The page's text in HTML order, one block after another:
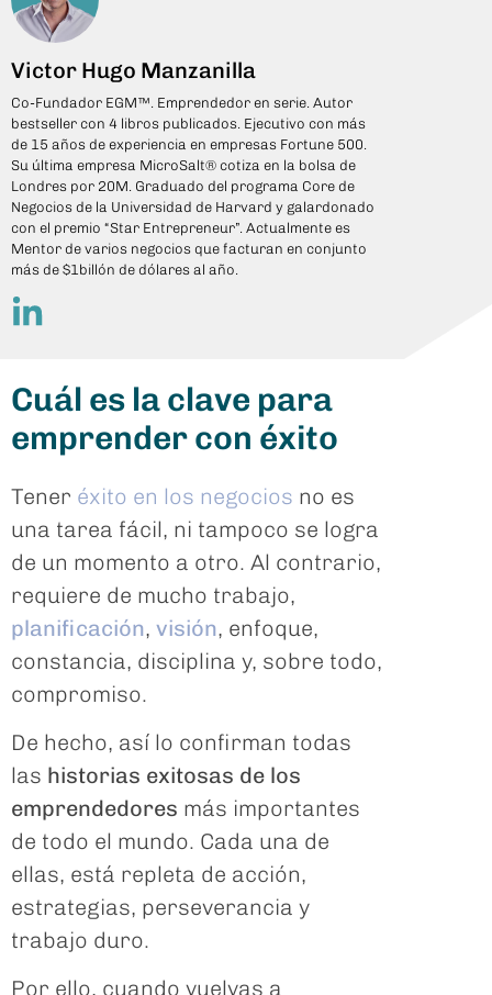
Victor Hugo Manzanilla
Co-Fundador EGM™. Emprendedor en serie. Autor
bestseller con 4 libros publicados. Ejecutivo con más
de 15 años de experiencia en empresas Fortune 500.
Su última empresa MicroSalt® cotiza en la bolsa de
Londres por 20M. Graduado del programa Core de
Negocios de la Universidad de Harvard y galardonado
con el premio “Star Entrepreneur”. Actualmente es
Mentor de varios negocios que facturan en conjunto
más de $1billón de dólares al año.
Cuál es la clave para
emprender con éxito
Tener éxito en los negocios no es
una tarea fácil, ni tampoco se logra
de un momento a otro. Al contrario,
requiere de mucho trabajo,
planificación, visión, enfoque,
constancia, disciplina y, sobre todo,
compromiso.
De hecho, así lo confirman todas
las historias exitosas de los
emprendedores más importantes
de todo el mundo. Cada una de
ellas, está repleta de acción,
estrategias, perseverancia y
trabajo duro.
Por ello, cuando vuelvas a